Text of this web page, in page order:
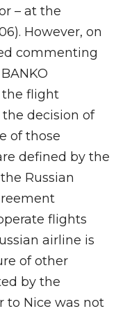
– at the
However, on
commenting
the flight
decision of
of those
defined by the
Russian
flights
airline is
of other
by the
to Nice was not